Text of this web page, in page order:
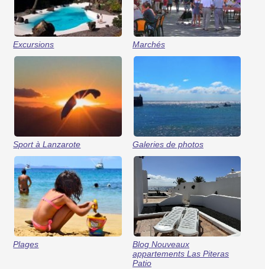
Excursions Marchés
Sport à Lanzarote Galeries de photos
Plages
Blog Nouveaux
appartements Las Piteras
Patio